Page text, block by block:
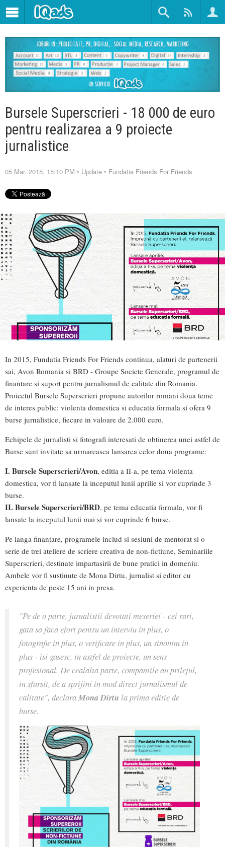
Bursele Superscrieri - 18 000 de euro
pentru realizarea a 9 proiecte
jurnalistice
05 Mar. 2015, 15:10 PM • Update • Fundatia Friends For Friends
In 2015, Fundatia Friends For Friends continua, alaturi de partenerii
sai, Avon Romania si BRD - Groupe Societe Generale, programul de
finantare si suport pentru jurnalismul de calitate din Romania.
Proiectul Bursele Superscrieri propune autorilor romani doua teme
de interes public: violenta domestica si educatia formala si ofera 9
burse jurnalistice, fiecare in valoare de 2.000 euro.
Echipele de jurnalisti si fotografi interesati de obtinerea unei astfel de
Burse sunt invitate sa urmareasca lansarea celor doua programe:
I. Bursele Superscrieri/Avon, editia a II-a, pe tema violenta
domestica, vor fi lansate la inceputul lunii aprilie si vor cuprinde 3
burse.
II. Bursele Superscrieri/BRD, pe tema educatia formala, vor fi
lansate la inceputul lunii mai si vor cuprinde 6 burse.
Pe langa finantare, programele includ si sesiuni de mentorat si o
serie de trei ateliere de scriere creativa de non-fictiune, Seminariile
Superscrieri, destinate impartasirii de bune pratici in domeniu.
Ambele vor fi sustinute de Mona Dirtu, jurnalist si editor cu
experienta de peste 15 ani in presa.
"Pe de o parte, jurnalistii devotati meseriei - cei rari,
gata sa faca efort pentru un interviu in plus, o
fotografie in plus, o verificare in plus, un sinonim in
plus - isi gasesc, in astfel de proiecte, un sens
profesional. De cealalta parte, companiile au prilejul,
in sfarsit, de a sprijini in mod direct jurnalismul de
calitate", declaraMona Dirtu la prima editie de
burse.